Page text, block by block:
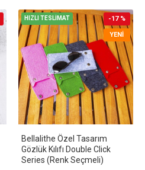
HIZLI TESLİMAT
YENI
-17 %
Bellalithe Özel Tasarım
Gözlük Kılıfı Double Click
Series (Renk Seçmeli)